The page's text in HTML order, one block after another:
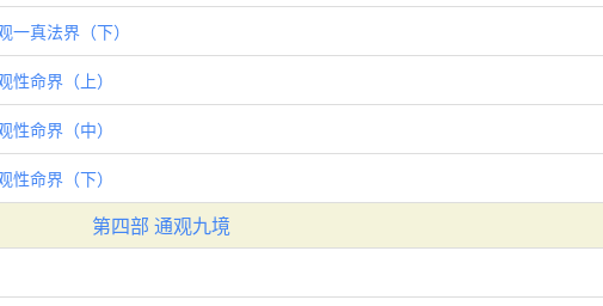
真法界（下）
命界（上）
命界（中）
命界（下）
第四部 通观九境